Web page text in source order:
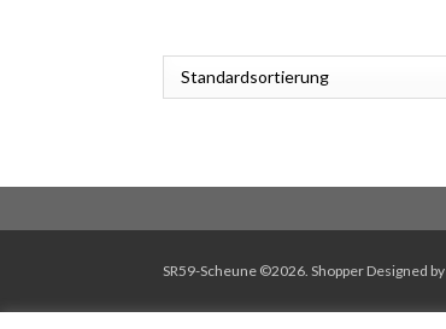
SR59-Scheune ©2026. ShopperDesigned by